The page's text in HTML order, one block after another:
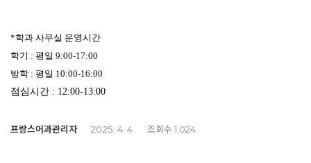
*학과 사무실 운영시간
학기 : 평일 9:00-17:00
방학 : 평일 10:00-16:00
점심시간 : 12:00-13:00
프랑스어과관리자 2025. 4. 4 조회수 1,024